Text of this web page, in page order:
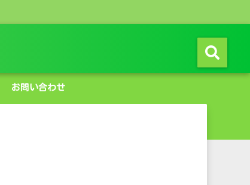
お問い合わせ